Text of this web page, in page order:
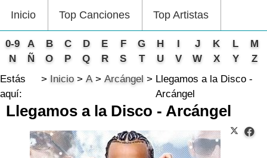
Inicio Top Canciones Top Artistas
0-9 A B C D E F G H I J K L
M
N
Ñ O P Q R S T U V W X Y
Z
Estás
aquí:
Inicio A Arcángel
Llegamos a la Disco -
Arcángel
Llegamos a la Disco - Arcángel